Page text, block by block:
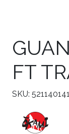
FT
SKU: